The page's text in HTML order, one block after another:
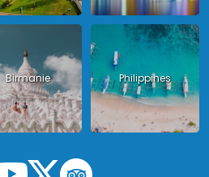
Birmanie Philippines